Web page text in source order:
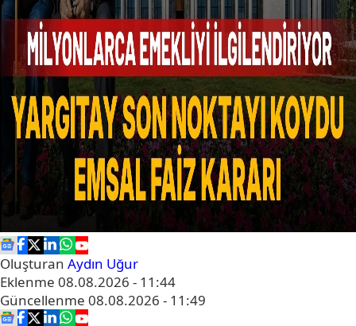
Oluşturan Aydın Uğur
Eklenme 08.08.2026 - 11:44
Güncellenme 08.08.2026 - 11:49